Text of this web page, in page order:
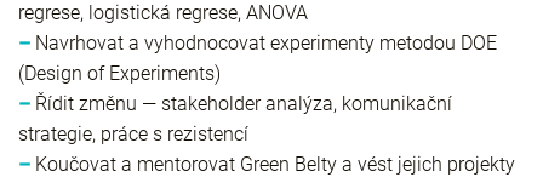
regrese, logistická regrese, ANOVA
– Navrhovat a vyhodnocovat experimenty metodou DOE
(Design of Experiments)
– Řídit změnu — stakeholder analýza, komunikační
strategie, práce s rezistencí
– Koučovat a mentorovat Green Belty a vést jejich projekty